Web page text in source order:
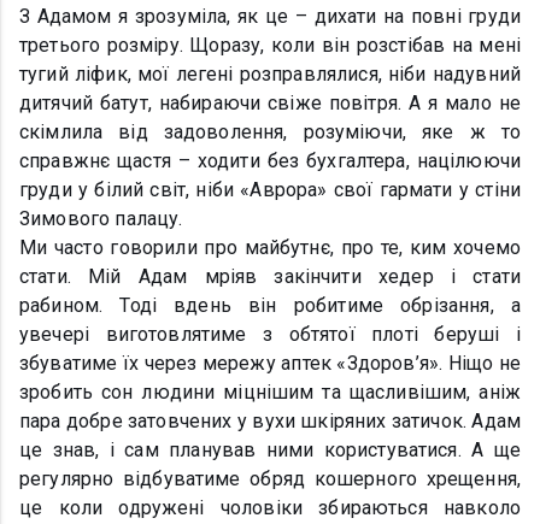
З Адамом я зрозуміла, як це – дихати на повні груди
третього розміру. Щоразу, коли він розстібав на мені
тугий ліфик, мої легені розправлялися, ніби надувний
дитячий батут, набираючи свіже повітря. А я мало не
скімлила від задоволення, розуміючи, яке ж то
справжнє щастя – ходити без бухгалтера, націлюючи
груди у білий світ, ніби «Аврора» свої гармати у стіни
Зимового палацу.
Ми часто говорили про майбутнє, про те, ким хочемо
стати. Мій Адам мріяв закінчити хедер і стати
рабином. Тоді вдень він робитиме обрізання, а
увечері виготовлятиме з обтятої плоті беруші і
збуватиме їх через мережу аптек «Здоров’я». Ніщо не
зробить сон людини міцнішим та щасливішим, аніж
пара добре затовчених у вухи шкіряних затичок. Адам
це знав, і сам планував ними користуватися. А ще
регулярно відбуватиме обряд кошерного хрещення,
це коли одружені чоловіки збираються навколо